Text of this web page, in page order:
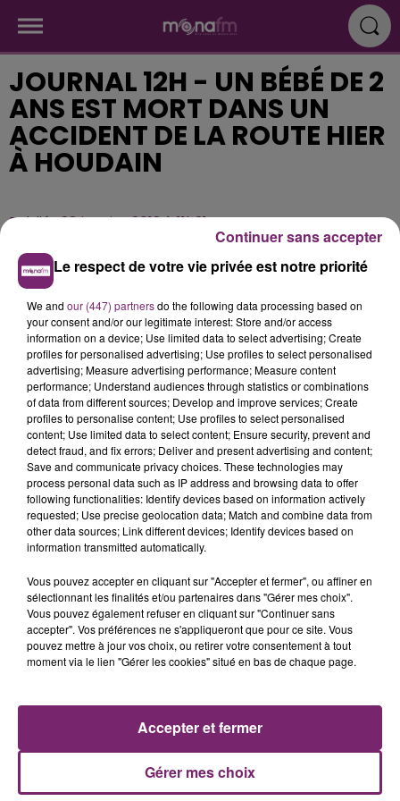
JOURNAL 12H - UN BÉBÉ DE 2
ANS EST MORT DANS UN
ACCIDENT DE LA ROUTE HIER
À HOUDAIN
Publié : 28 janvier 2019 à 11h31
ACTUS RADIO
PODCASTS
Plan du site Mentions légales
Le respect de votre vie privée est notre priorité
We and our (447) partnersdo the following data processing based on
your consent and/or our legitimate interest: Store and/or access
information on a device; Use limited data to select advertising; Create
profiles for personalised advertising; Use profiles to select personalised
advertising; Measure advertising performance; Measure content
performance; Understand audiences through statistics or combinations
of data from different sources; Develop and improve services; Create
profiles to personalise content; Use profiles to select personalised
content; Use limited data to select content; Ensure security, prevent and
detect fraud, and fix errors; Deliver and present advertising and content;
Save and communicate privacy choices. These technologies may
process personal data such as IP address and browsing data to offer
following functionalities: Identify devices based on information actively
requested; Use precise geolocation data; Match and combine data from
other data sources; Link different devices; Identify devices based on
information transmitted automatically.
Vous pouvez accepter en cliquant sur "Accepter et fermer", ou affiner en
sélectionnant les finalités et/ou partenaires dans "Gérer mes choix".
Vous pouvez également refuser en cliquant sur "Continuer sans
accepter". Vos préférences ne s'appliqueront que pour ce site. Vous
pouvez mettre à jour vos choix, ou retirer votre consentement à tout
moment via le lien "Gérer les cookies" situé en bas de chaque page.
Gérer mes choix
Accepter et fermer
Continuer sans accepter